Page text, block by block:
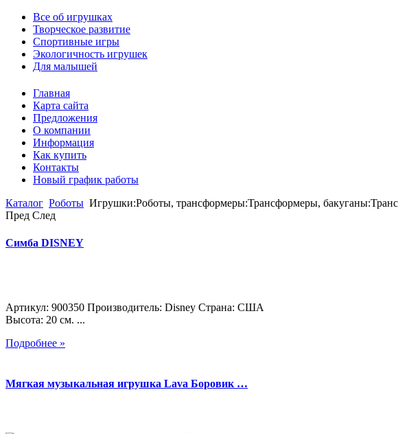
Все об игрушках
Творческое развитие
Спортивные игры
Экологичность игрушек
Для малышей
Главная
Карта сайта
Предложения
О компании
Информация
Как купить
Контакты
Новый график работы
Каталог Роботы Игрушки:Роботы, трансформеры:Трансформеры,
Пред След
Симба DISNEY
Артикул: 900350 Производитель: Disney Страна: США
Высота: 20 см. ...
Подробнее »
Мягкая музыкальная игрушка Lava Боровик …